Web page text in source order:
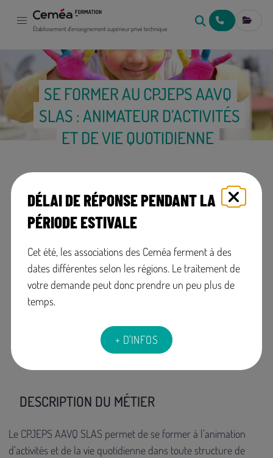
DÉLAI DE RÉPONSE PENDANT LA
PÉRIODE ESTIVALE
Cet été, les associations des Ceméa ferment à des
dates différentes selon les régions. Le traitement de
votre demande peut donc prendre un peu plus de
temps.
+ D'INFOS
Établissement d'enseignement supérieur privé technique NOUS MES
SE FORMER AU CPJEPS AAVQ
SLAS : ANIMATEUR D’ACTIVITÉS
ET DE VIE QUOTIDIENNE
Diplôme de niveau 3
Ouvert à
l'apprentissage, VAE
possible
+
En présentiel
et à distance
Code RNCP: 39927 Code Certif Info: 117918
DESCRIPTION DU MÉTIER
Le CPJEPS AAVQ SLAS permet de se former à l’animation
d’activités et de la vie quotidienne dans toute structure de